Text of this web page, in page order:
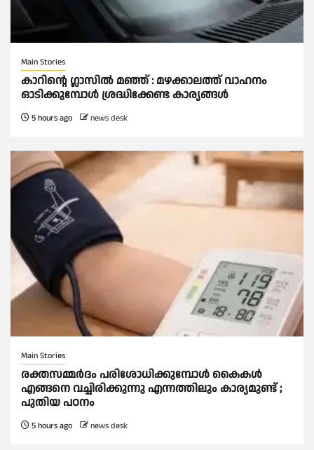
Main Stories
കാറിൻ്റെ ഗ്ലാസിൽ മഞ്ഞ് : മഴക്കാലത്ത് വാഹനം
ഓടിക്കുമ്പോള്‍ ശ്രദ്ധിക്കേണ്ട കാര്യങ്ങൾ
5 hours ago news desk
Main Stories
രക്തസമ്മര്‍ദം പരിശോധിക്കുമ്പോള്‍ കൈകള്‍
എങ്ങനെ വച്ചിരിക്കുന്നു എന്നത്തിലും കാര്യമുണ്ട് ;
പുതിയ പഠനം
5 hours ago news desk